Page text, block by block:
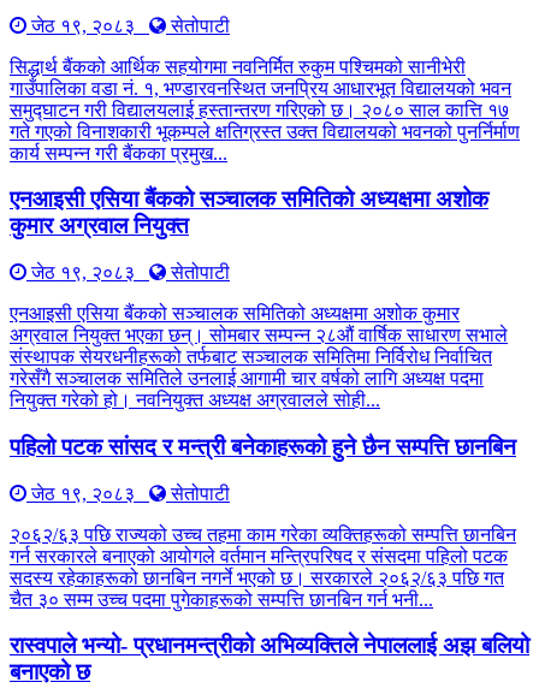
जेठ १९, २०८३
सेतोपाटी
सिद्धार्थ बैंकको आर्थिक सहयोगमा नवनिर्मित रुकुम पश्चिमको सानीभेरी
गाउँपालिका वडा नं. १, भण्डारवनस्थित जनप्रिय आधारभूत विद्यालयको भवन
समुद्घाटन गरी विद्यालयलाई हस्तान्तरण गरिएको छ। २०८० साल कात्ति १७
गते गएको विनाशकारी भूकम्पले क्षतिग्रस्त उक्त विद्यालयको भवनको पुनर्निर्माण
कार्य सम्पन्न गरी बैंकका प्रमुख...
एनआइसी एसिया बैंकको सञ्चालक समितिको अध्यक्षमा अशोक
कुमार अग्रवाल नियुक्त
जेठ १९, २०८३
सेतोपाटी
एनआइसी एसिया बैंकको सञ्चालक समितिको अध्यक्षमा अशोक कुमार
अग्रवाल नियुक्त भएका छन्। सोमबार सम्पन्न २८औं वार्षिक साधारण सभाले
संस्थापक सेयरधनीहरूको तर्फबाट सञ्चालक समितिमा निर्विरोध निर्वाचित
गरेसँगै सञ्चालक समितिले उनलाई आगामी चार वर्षको लागि अध्यक्ष पदमा
नियुक्त गरेको हो। नवनियुक्त अध्यक्ष अग्रवालले सोही...
पहिलो पटक सांसद र मन्त्री बनेकाहरूको हुने छैन सम्पत्ति छानबिन
जेठ १९, २०८३
सेतोपाटी
२०६२/६३ पछि राज्यको उच्च तहमा काम गरेका व्यक्तिहरूको सम्पत्ति छानबिन
गर्न सरकारले बनाएको आयोगले वर्तमान मन्त्रिपरिषद र संसदमा पहिलो पटक
सदस्य रहेकाहरूको छानबिन नगर्ने भएको छ। सरकारले २०६२/६३ पछि गत
चैत ३० सम्म उच्च पदमा पुगेकाहरूको सम्पत्ति छानबिन गर्न भनी...
रास्वपाले भन्यो- प्रधानमन्त्रीको अभिव्यक्तिले नेपाललाई अझ बलियो
बनाएको छ